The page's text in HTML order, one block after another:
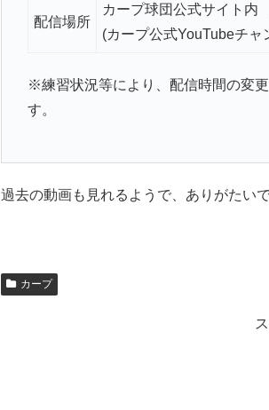
配信場所
カープ球団公式サイト内
(カープ公式YouTubeチャ
※練習状況等により、配信時間の変
す。
過去の動画も見れるようで、ありがたいで
カープ